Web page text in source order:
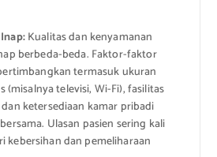
Kualitas dan kenyamanan
berbeda-beda. Faktor-faktor
termasuk ukuran
(misalnya televisi, Wi-Fi), fasilitas
ketersediaan kamar pribadi
Ulasan pasien sering kali
kebersihan dan pemeliharaan